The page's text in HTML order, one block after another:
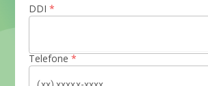
DDI *
Telefone *